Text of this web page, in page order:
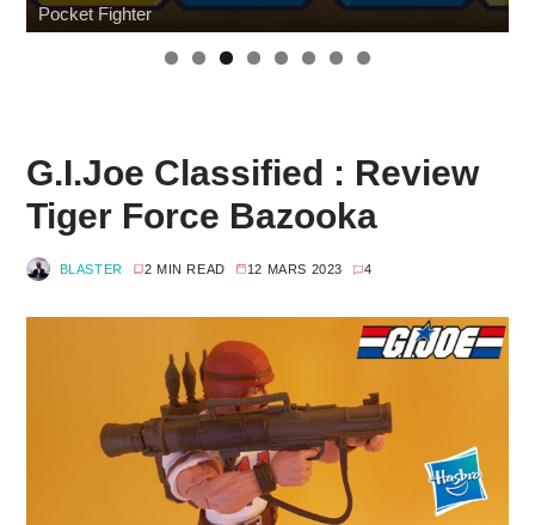
G.I.Joe Classified : Review
Tiger Force Bazooka
BLASTER 2 MIN READ 12 MARS 2023 4